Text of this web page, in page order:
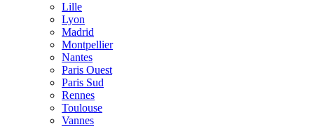
Lille
Lyon
Madrid
Montpellier
Nantes
Paris Ouest
Paris Sud
Rennes
Toulouse
Vannes